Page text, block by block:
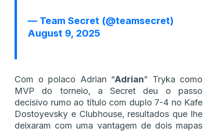
— Team Secret (@teamsecret)
August 9, 2025
Com o polaco Adrian “Adrian” Tryka como
MVP do torneio, a Secret deu o passo
decisivo rumo ao título com duplo 7-4 no Kafe
Dostoyevsky e Clubhouse, resultados que lhe
deixaram com uma vantagem de dois mapas